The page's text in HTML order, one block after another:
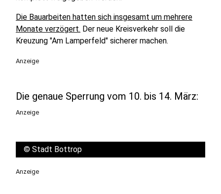
Die Bauarbeiten hatten sich insgesamt um mehrere
Monate verzögert. Der neue Kreisverkehr soll die
Kreuzung "Am Lamperfeld" sicherer machen.
Anzeige
Die genaue Sperrung vom 10. bis 14. März:
Anzeige
© Stadt Bottrop
Anzeige